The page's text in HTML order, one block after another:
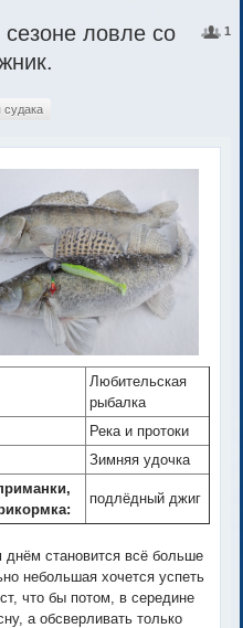
1
ловле со
судака
Любительская
рыбалка
Река и протоки
Зимняя удочка
подлёдный джиг
становится всё больше
небольшая хочется успеть
что бы потом, в середине
а обсверливать только